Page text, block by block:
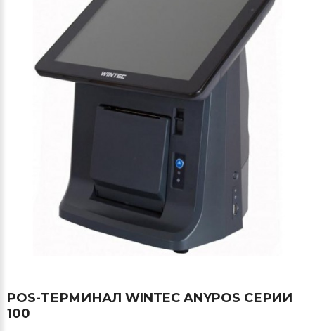
POS-ТЕРМИНАЛ WINTEC ANYPOS СЕРИИ
100